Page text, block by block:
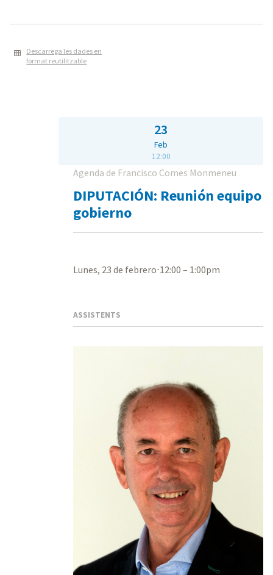
Descarrega les dades en
format reutilitzable
23
Feb
12:00
Agenda de Francisco Comes Monmeneu
DIPUTACIÓN: Reunión equipo
gobierno
Lunes, 23 de febrero⋅12:00 – 1:00pm
ASSISTENTS